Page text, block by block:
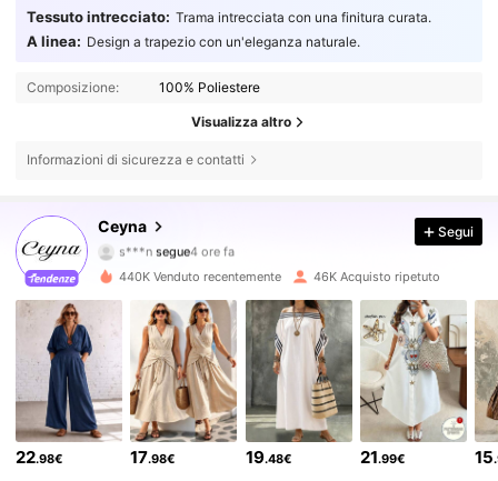
Tessuto intrecciato: Trama intrecciata con una finitura curata.
A linea: Design a trapezio con un'eleganza naturale.
Composizione: 100% Poliestere
Visualizza altro
Informazioni di sicurezza e contatti
Ceyna
s***n segue
c***ista navigando
4.67
43K Follower
4.67 43K Follower
4.67 43K Follower
Segui
440K Venduto recentemente 46K Acquisto ripetuto
22.98€ 17.98€ 19.48€ 21.99€ 15